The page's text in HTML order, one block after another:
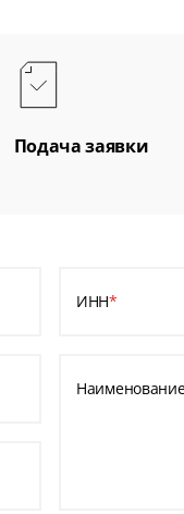
Подача заявки
ИНН*